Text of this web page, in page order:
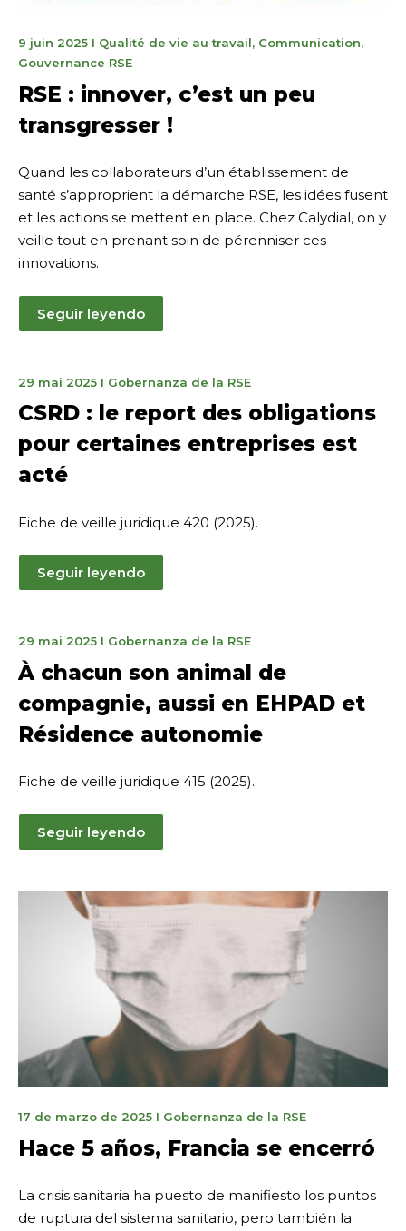
9 juin 202510
de
de
2025
I Qualité de vie au travail, Communication,
Gouvernance RSE
RSE : innover, c’est un peu
transgresser !
Quand les collaborateurs d’un établissement de
santé s’approprient la démarche RSE, les idées fusent
et les actions se mettent en place. Chez Calydial, on y
veille tout en prenant soin de pérenniser ces
innovations.
Seguir leyendo
29 mai 202512
décembre
2025
I Gobernanza de la RSE
CSRD : le report des obligations
pour certaines entreprises est
acté
Fiche de veille juridique 420 (2025).
Seguir leyendo
29 mai 202516
2025
I Gobernanza de la RSE
À chacun son animal de
compagnie, aussi en EHPAD et
Résidence autonomie
Fiche de veille juridique 415 (2025).
Seguir leyendo
17 de marzo de 20251
abril
2025
I Gobernanza de la RSE
Hace 5 años, Francia se encerró
La crisis sanitaria ha puesto de manifiesto los puntos
de ruptura del sistema sanitario, pero también la